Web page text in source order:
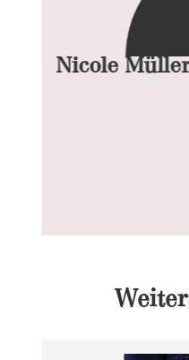
Nicole